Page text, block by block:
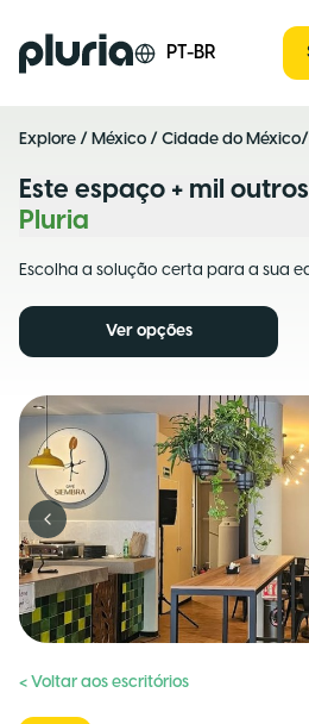
Logo Pluria PT-BR
Explore / México / Cidade do México/
Este espaço + mil
Pluria
Escolha a solução certa para a sua
Ver opções
Previous slide
< Voltar aos escritórios